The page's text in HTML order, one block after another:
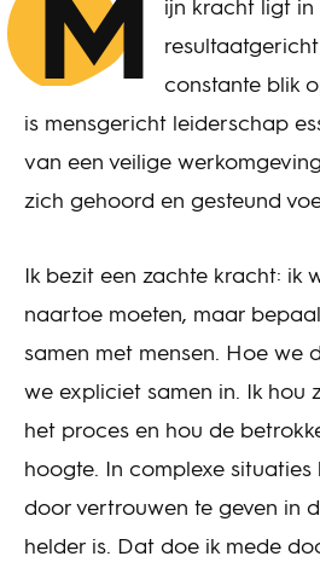
M
ijn kracht ligt
constante blik
is mensgericht leiderschap
van een veilige
zich gehoord en gesteund
Ik bezit een zachte kracht: ik
naartoe moeten, maar
samen met mensen. Hoe we
we expliciet samen in. Ik hou
het proces en hou de
hoogte. In complexe
door vertrouwen te geven in
helder is. Dat doe ik mede